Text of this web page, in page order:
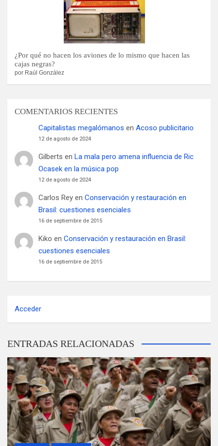
¿Por qué no hacen los aviones de lo mismo que hacen las
cajas negras?
por Raúl González
COMENTARIOS RECIENTES
Capitalistas megalómanos en Acoso publicitario
12 de agosto de 2024
Gilberts en La mala pero amena influencia de Ric
Ocasek en la música pop
12 de agosto de 2024
Carlos Reyen Conservación y restauración en
Brasil: cuestiones esenciales
16 de septiembre de 2015
Kiko en Conservación y restauración en Brasil:
cuestiones esenciales
16 de septiembre de 2015
Acceder
ENTRADAS RELACIONADAS